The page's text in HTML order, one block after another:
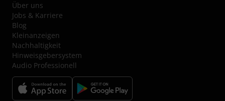
Über uns
Jobs & Karriere
Blog
Kleinanzeigen
Nachhaltigkeit
Hinweisgebersystem
Audio Professionell